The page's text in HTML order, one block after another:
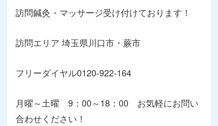
訪問鍼灸・マッサージ受け付けております！
訪問エリア 埼玉県川口市・蕨市
フリーダイヤル0120-922-164
月曜～土曜 9：00～18：00 お気軽にお問い
合わせください！